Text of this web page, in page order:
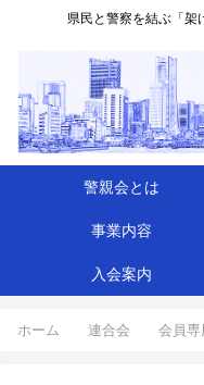
県民と警察を結ぶ「架
警親会とは
事業内容
入会案内
ホーム 連合会 会員専